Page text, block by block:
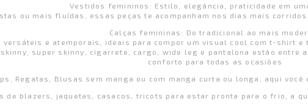
Vestidos femininos: Estilo, elegância, praticidade em
ou mais fluídas, essas peças te acompanham nos dias mais
Calças femininas: Do tradicional ao mais
versáteis e atemporais, ideais para compor um visual cool com t-shirt e
super skinny, cigarrete, cargo, wide leg e pantalona estão entre
conforto para todas as ocasiões
Regatas, Blusas sem manga ou com manga curta ou longa, aqui
de blazers, jaquetas, casacos, tricots para estar pronta para o frio, a